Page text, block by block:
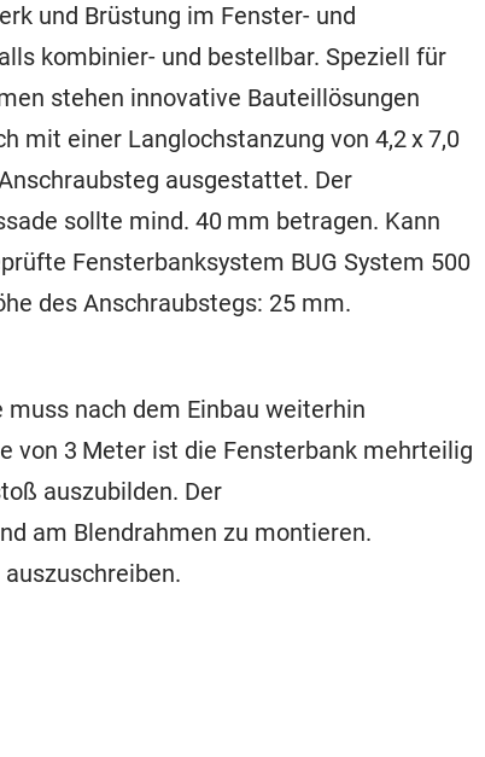
und Brüstung im Fenster- und
kombinier- und bestellbar. Speziell für
stehen innovative Bauteillösungen
mit einer Langlochstanzung von 4,2 x 7,0
ausgestattet. Der
sollte mind. 40 mm betragen. Kann
Fensterbanksystem BUG System 500
des Anschraubstegs: 25 mm.
nach dem Einbau weiterhin
von 3 Meter ist die Fensterbank mehrteilig
auszubilden. Der
am Blendrahmen zu montieren.